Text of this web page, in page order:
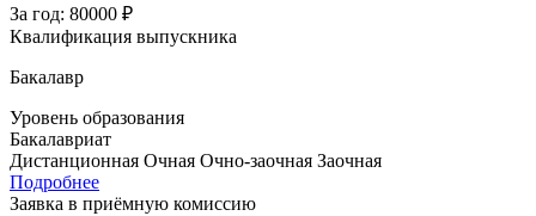
За год: 80000 ₽
Квалификация выпускника
Бакалавр
Уровень образования
Бакалавриат
Дистанционная Очная Очно-заочная Заочная
Подробнее
Заявка в приёмную комиссию